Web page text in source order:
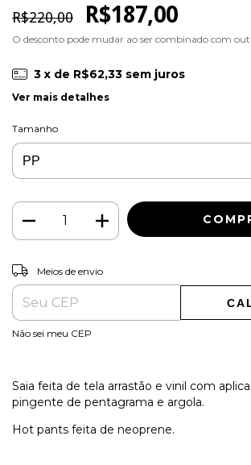
R$220,00 R$187,00
O desconto pode mudar ao ser combinado com
3 x de R$62,33 sem juros
Ver mais detalhes
Tamanho
Entregas para o CEP:
Meios de envio
Não sei meu CEP
Saia feita de tela arrastão e vinil com
pingente de pentagrama e argola.
Hot pants feita de neoprene.